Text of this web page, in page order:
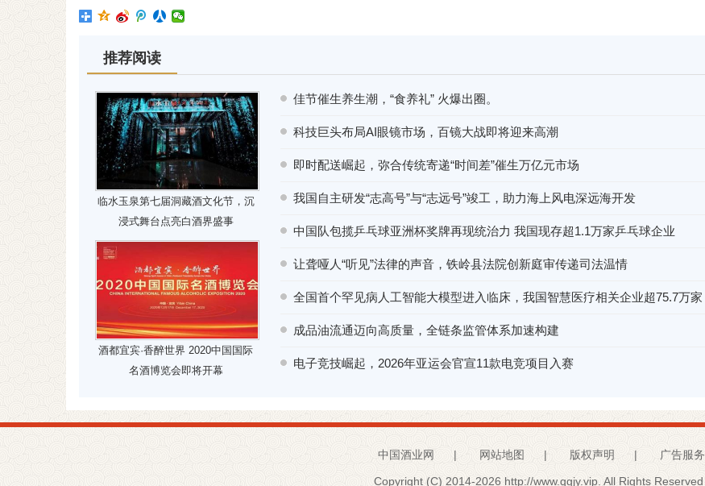
推荐阅读
临水玉泉第七届洞藏酒文化节，沉
浸式舞台点亮白酒界盛事
酒都宜宾·香醉世界 2020中国国际
名酒博览会即将开幕
佳节催生养生潮，“食养礼” 火爆出圈。
科技巨头布局AI眼镜市场，百镜大战即将迎来高潮
即时配送崛起，弥合传统寄递“时间差”催生万亿元市场
我国自主研发“志高号”与“志远号”竣工，助力海上风电深远海开发
中国队包揽乒乓球亚洲杯奖牌再现统治力 我国现存超1.1万家乒乓球企业
让聋哑人“听见”法律的声音，铁岭县法院创新庭审传递司法温情
全国首个罕见病人工智能大模型进入临床，我国智慧医疗相关企业超75.7万家
成品油流通迈向高质量，全链条监管体系加速构建
电子竞技崛起，2026年亚运会官宣11款电竞项目入赛
中国酒业网 | 网站地图 | 版权声明 | 广告服务
Copyright (C) 2014-2026 http://www.qgjy.vip. All Rights Reserved